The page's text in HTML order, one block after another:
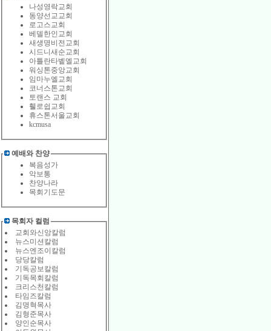
나성영락교회
동양선교교회
로고스교회
베델한인교회
새생명비전교회
시드니새순교회
아틀란타벹엘교회
워싱톤중앙교회
임마누엘교회
코너스톤교회
토랜스 교회
휄로쉽교회
휴스톤서울교회
kcmusa
예배와 찬양
복음성가
악보통
찬양나라
목회기도문
목회자 컬럼
교회와신앙칼럼
뉴스미션칼럼
뉴스엔조이칼럼
당당칼럼
기독공보칼럼
기독목회칼럼
크리스천칼럼
타임즈칼럼
김명혁목사
김형준목사
양인순목사